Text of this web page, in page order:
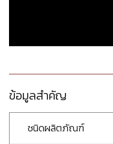
ข้อมูลสำคัญ
ชนิดผลิตภัณฑ์